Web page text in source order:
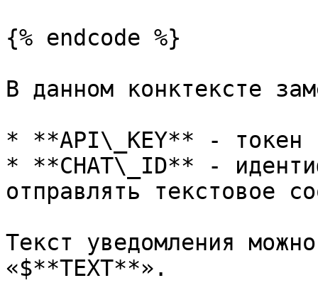
{% endcode %}
В данном конктексте
* **API\_KEY** - токен
* **CHAT\_ID** -
отправлять текстовое
Текст уведомления
«$**TEXT**».